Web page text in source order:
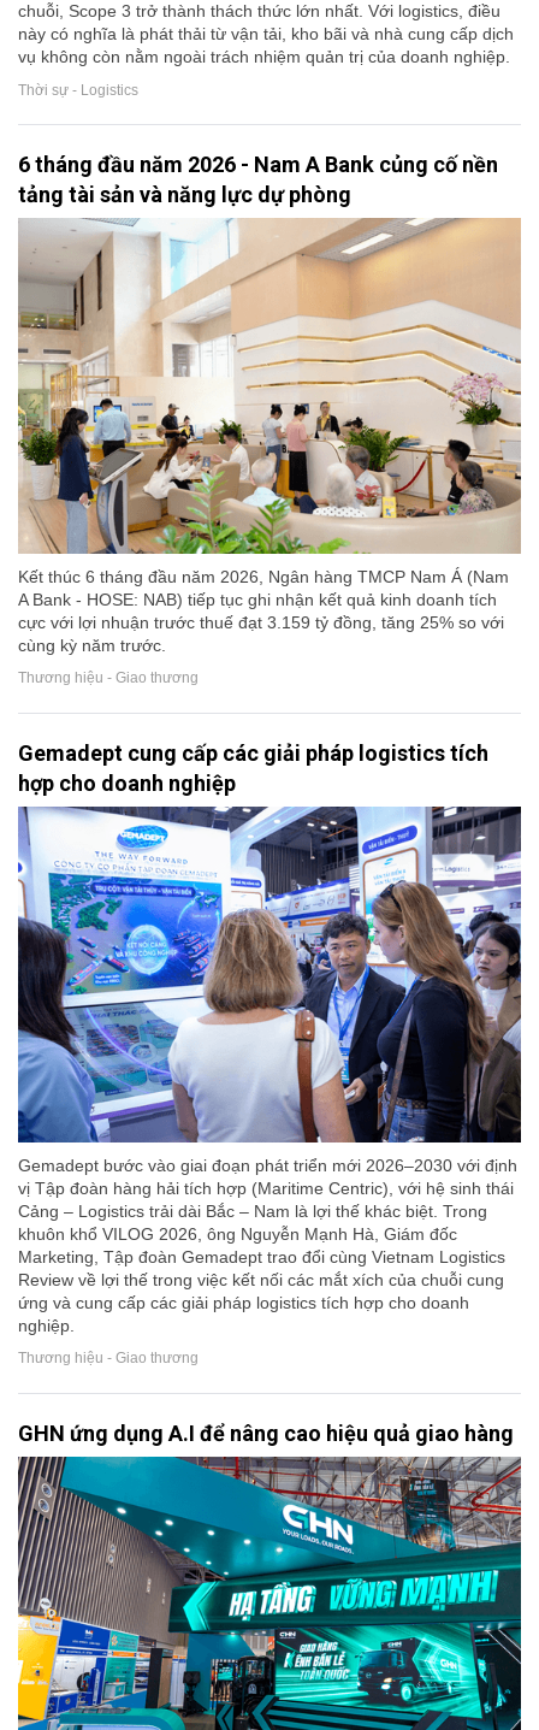
chuỗi, Scope 3 trở thành thách thức lớn nhất. Với logistics, điều
này có nghĩa là phát thải từ vận tải, kho bãi và nhà cung cấp dịch
vụ không còn nằm ngoài trách nhiệm quản trị của doanh nghiệp.
Thời sự - Logistics
6 tháng đầu năm 2026 - Nam A Bank củng cố nền
tảng tài sản và năng lực dự phòng
Kết thúc 6 tháng đầu năm 2026, Ngân hàng TMCP Nam Á (Nam
A Bank - HOSE: NAB) tiếp tục ghi nhận kết quả kinh doanh tích
cực với lợi nhuận trước thuế đạt 3.159 tỷ đồng, tăng 25% so với
cùng kỳ năm trước.
Thương hiệu - Giao thương
Gemadept cung cấp các giải pháp logistics tích
hợp cho doanh nghiệp
Gemadept bước vào giai đoạn phát triển mới 2026–2030 với định
vị Tập đoàn hàng hải tích hợp (Maritime Centric), với hệ sinh thái
Cảng – Logistics trải dài Bắc – Nam là lợi thế khác biệt. Trong
khuôn khổ VILOG 2026, ông Nguyễn Mạnh Hà, Giám đốc
Marketing, Tập đoàn Gemadept trao đổi cùng Vietnam Logistics
Review về lợi thế trong việc kết nối các mắt xích của chuỗi cung
ứng và cung cấp các giải pháp logistics tích hợp cho doanh
nghiệp.
Thương hiệu - Giao thương
GHN ứng dụng A.I để nâng cao hiệu quả giao hàng